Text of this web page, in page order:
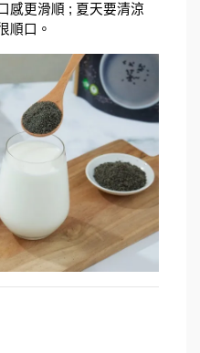
感更滑順 ; 夏天要清涼
順口。